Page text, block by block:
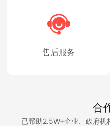
售后服务
合
已帮助2.5W+企业、政府